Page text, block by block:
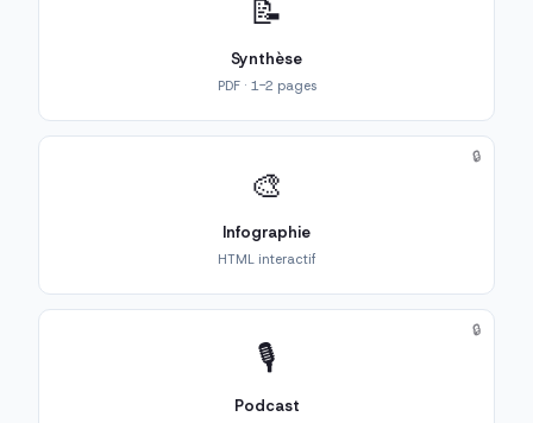
📝
Synthèse
PDF · 1-2 pages
🎨
Infographie
HTML interactif
🔒
🎙️
Podcast
🔒